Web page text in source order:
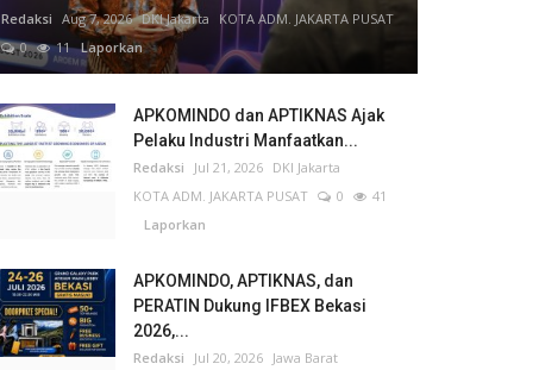
Redaksi Aug 7, 2026 DKI Jakarta
KOTA ADM. JAKARTA PUSAT
0
11Laporkan
APKOMINDO dan APTIKNAS Ajak
Pelaku Industri Manfaatkan...
Redaksi Jul 21, 2026 DKI Jakarta
KOTA ADM. JAKARTA PUSAT
0
41
Laporkan
APKOMINDO, APTIKNAS, dan
PERATIN Dukung IFBEX Bekasi
2026,...
Redaksi Jul 20, 2026 Jawa Barat